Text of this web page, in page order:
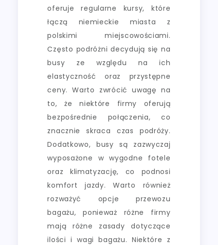
oferuje regularne kursy, które
łączą niemieckie miasta z
polskimi miejscowościami.
Często podróżni decydują się na
busy ze względu na ich
elastyczność oraz przystępne
ceny. Warto zwrócić uwagę na
to, że niektóre firmy oferują
bezpośrednie połączenia, co
znacznie skraca czas podróży.
Dodatkowo, busy są zazwyczaj
wyposażone w wygodne fotele
oraz klimatyzację, co podnosi
komfort jazdy. Warto również
rozważyć opcje przewozu
bagażu, ponieważ różne firmy
mają różne zasady dotyczące
ilości i wagi bagażu. Niektóre z